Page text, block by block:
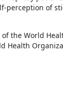
perception of
of the World
Health